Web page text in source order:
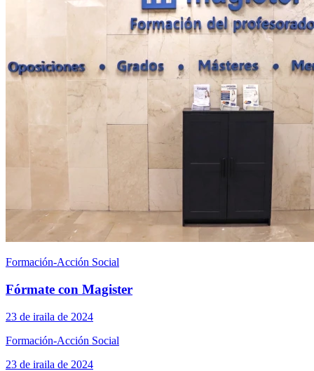
Formación-Acción Social
Fórmate con Magister
23 de iraila de 2024
Formación-Acción Social
23 de iraila de 2024